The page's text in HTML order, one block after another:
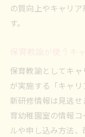
の質向上やキャリ
す。
保育教諭が使うキ
保育教諭としてキ
が実施する「キャ
新研修情報は見逃
育幼稚園室の情報
ルや申し込み方法